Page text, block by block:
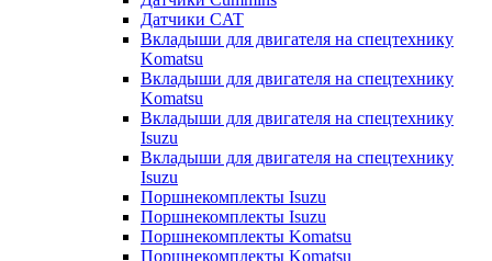
Датчики CAT
Вкладыши для двигателя на спецтехнику
Komatsu
Вкладыши для двигателя на спецтехнику
Komatsu
Вкладыши для двигателя на спецтехнику
Isuzu
Вкладыши для двигателя на спецтехнику
Isuzu
Поршнекомплекты Isuzu
Поршнекомплекты Isuzu
Поршнекомплекты Komatsu
Поршнекомплекты Komatsu